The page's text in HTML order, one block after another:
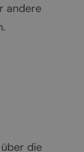
andere
die